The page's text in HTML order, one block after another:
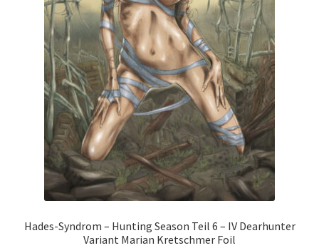
Hades-Syndrom – Hunting Season Teil 6 – IV Dearhunter
Variant Marian Kretschmer Foil